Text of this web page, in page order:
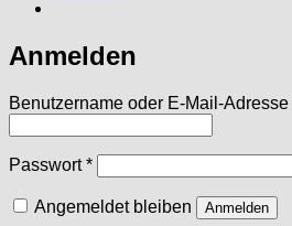
Anmelden
Benutzername oder E-Mail-Adresse
Passwort*Erforderlich
Angemeldet bleiben Anmelden